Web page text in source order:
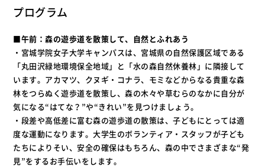
プログラム
■午前：森の遊歩道を散策して、自然とふれあう
・宮城学院女子大学キャンパスは、宮城県の自然保護区域である
「丸田沢緑地環境保全地域」と「水の森自然休養林」に隣接して
います。アカマツ、クヌギ・コナラ、モミなどからなる貴重な森
林をつらぬく遊歩道を散策し、森の木々や草むらのなかに自分が
気になる“はてな？”や“きれい”を見つけましょう。
・段差や高低差に富む森の遊歩道の散策は、子どもにとっては適
度な運動になります。大学生のボランティア・スタッフが子ども
たちによりそい、安全の確保はもちろん、森の中でさまざまな“発
見”をするお手伝いをします。